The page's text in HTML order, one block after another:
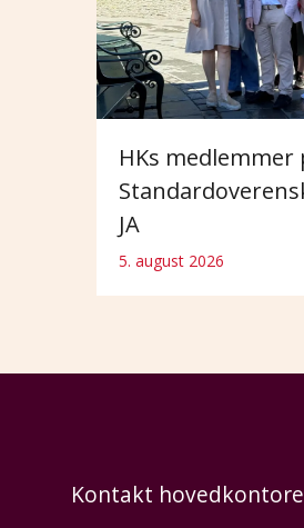
HKs medlemmer
JA
5. august 2026
Kontakt